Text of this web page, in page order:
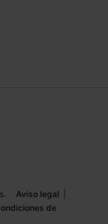
Aviso legal
de